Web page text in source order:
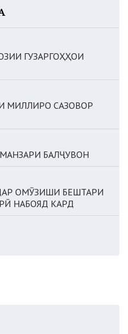
ГУЗАРГОҲҲОИ
МИЛЛИРО САЗОВОР
БАЛҶУВОН
ОМӮЗИШИ БЕШТАРИ
НАБОЯД КАРД